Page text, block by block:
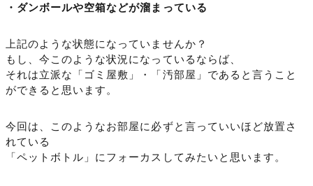
・ダンボールや空箱などが溜まっている
上記のような状態になっていませんか？
もし、今このような状況になっているならば、
それは立派な「ゴミ屋敷」・「汚部屋」であると言うこと
ができると思います。
今回は、このようなお部屋に必ずと言っていいほど放置さ
れている
「ペットボトル」にフォーカスしてみたいと思います。